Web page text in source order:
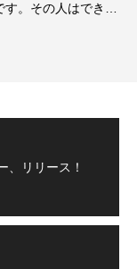
。その人はできた
、リリース！